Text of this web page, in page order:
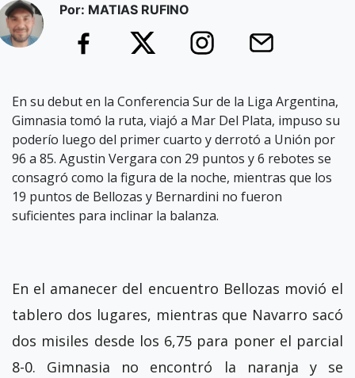
Por: MATIAS RUFINO
En su debut en la Conferencia Sur de la Liga Argentina,
Gimnasia tomó la ruta, viajó a Mar Del Plata, impuso su
poderío luego del primer cuarto y derrotó a Unión por
96 a 85. Agustin Vergara con 29 puntos y 6 rebotes se
consagró como la figura de la noche, mientras que los
19 puntos de Bellozas y Bernardini no fueron
suficientes para inclinar la balanza.
En el amanecer del encuentro Bellozas movió el
tablero dos lugares, mientras que Navarro sacó
dos misiles desde los 6,75 para poner el parcial
8-0. Gimnasia no encontró la naranja y se